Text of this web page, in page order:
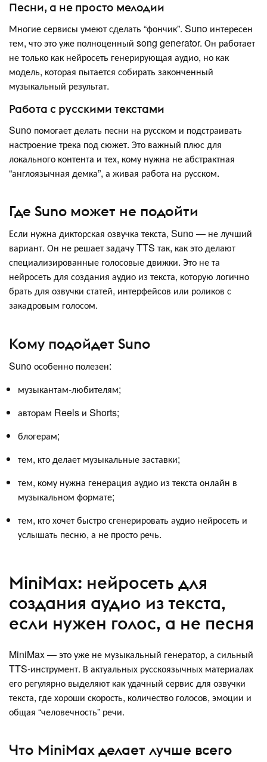
Песни, а не просто мелодии
Многие сервисы умеют сделать “фончик”. Suno интересен
тем, что это уже полноценный song generator. Он работает
не только как нейросеть генерирующая аудио, но как
модель, которая пытается собирать законченный
музыкальный результат.
Работа с русскими текстами
Suno помогает делать песни на русском и подстраивать
настроение трека под сюжет. Это важный плюс для
локального контента и тех, кому нужна не абстрактная
“англоязычная демка”, а живая работа на русском.
Где Suno может не подойти
Если нужна дикторская озвучка текста, Suno — не лучший
вариант. Он не решает задачу TTS так, как это делают
специализированные голосовые движки. Это не та
нейросеть для создания аудио из текста, которую логично
брать для озвучки статей, интерфейсов или роликов с
закадровым голосом.
Кому подойдет Suno
Suno особенно полезен:
музыкантам-любителям;
авторам Reels и Shorts;
блогерам;
тем, кто делает музыкальные заставки;
тем, кому нужна генерация аудио из текста онлайн в
музыкальном формате;
тем, кто хочет быстро сгенерировать аудио нейросеть и
услышать песню, а не просто речь.
MiniMax: нейросеть для
создания аудио из текста,
если нужен голос, а не песня
MiniMax — это уже не музыкальный генератор, а сильный
TTS-инструмент. В актуальных русскоязычных материалах
его регулярно выделяют как удачный сервис для озвучки
текста, где хороши скорость, количество голосов, эмоции и
общая “человечность” речи.
Что MiniMax делает лучше всего